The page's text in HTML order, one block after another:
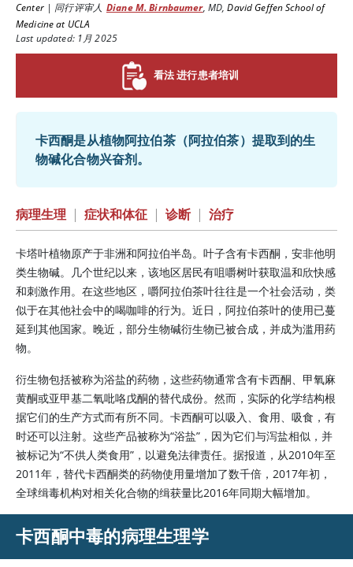
Center| 同行评审人 Diane M. Birnbaumer, MD,David Geffen School of
Medicine at UCLA
Last updated: 1月 2025
看法 进行患者培训
卡西酮是从植物阿拉伯茶（阿拉伯茶）提取到的生
物碱化合物兴奋剂。
病理生理 | 症状和体征 | 诊断 | 治疗
卡塔叶植物原产于非洲和阿拉伯半岛。叶子含有卡西酮， 安非他明
类生物碱。几个世纪以来，该地区居民有咀嚼树叶获取温和欣快感
和刺激作用。在这些地区，嚼阿拉伯茶叶往往是一个社会活动，类
似于在其他社会中的喝咖啡的行为。近日，阿拉伯茶叶的使用已蔓
延到其他国家。晚近，部分生物碱衍生物已被合成，并成为滥用药
物。
衍生物包括被称为浴盐的药物，这些药物通常含有卡西酮、甲氧麻
黄酮或亚甲基二氧吡咯戊酮的替代成份。然而，实际的化学结构根
据它们的生产方式而有所不同。卡西酮可以吸入、食用、吸食，有
时还可以注射。这些产品被称为“浴盐”，因为它们与泻盐相似，并
被标记为“不供人类食用”，以避免法律责任。据报道，从2010年至
2011年，替代卡西酮类的药物使用量增加了数千倍，2017年初，
全球缉毒机构对相关化合物的缉获量比2016年同期大幅增加。
卡西酮中毒的病理生理学